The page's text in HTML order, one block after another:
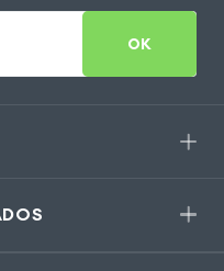
OK